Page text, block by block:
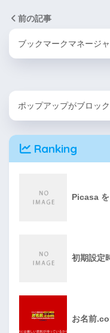
前の記事
ブックマークマネージ
ポップアップがブロッ
Ranking
Picasa を
初期設定
お名前